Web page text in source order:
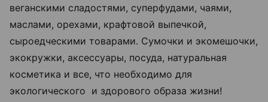
веганскими сладостями, суперфудами, чаями,
маслами, орехами, крафтовой выпечкой,
сыроедческими товарами. Сумочки и экомешочки,
экокружки, аксессуары, посуда, натуральная
косметика и все, что необходимо для
экологического и здорового образа жизни!